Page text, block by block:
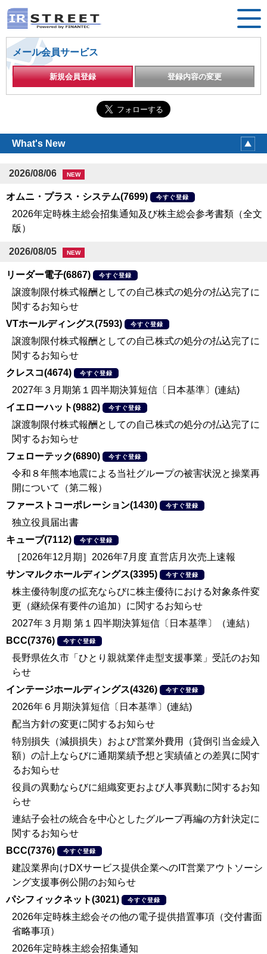
メール会員サービス
新規会員登録 登録内容の変更
What's New
2026/08/06 NEW
オムニ・プラス・システム(7699) 今すぐ登録
2026年定時株主総会招集通知及び株主総会参考書類（全文
版）
2026/08/05 NEW
リーダー電子(6867) 今すぐ登録
譲渡制限付株式報酬としての自己株式の処分の払込完了に
関するお知らせ
VTホールディングス(7593)
今すぐ登録
譲渡制限付株式報酬としての自己株式の処分の払込完了に
関するお知らせ
クレスコ(4674)
今すぐ登録
2027年３月期第１四半期決算短信〔日本基準〕(連結)
イエローハット(9882)
今すぐ登録
譲渡制限付株式報酬としての自己株式の処分の払込完了に
関するお知らせ
フェローテック(6890)
今すぐ登録
令和８年熊本地震による当社グループの被害状況と操業再
開について（第二報）
ファーストコーポレーション(1430)
今すぐ登録
独立役員届出書
キューブ(7112)
今すぐ登録
［2026年12月期］2026年7月度 直営店月次売上速報
サンマルクホールディングス(3395)
今すぐ登録
株主優待制度の拡充ならびに株主優待における対象条件変
更（継続保有要件の追加）に関するお知らせ
2027年３月期 第１四半期決算短信〔日本基準〕（連結）
BCC(7376)
今すぐ登録
長野県佐久市「ひとり親就業伴走型支援事業」受託のお知
らせ
インテージホールディングス(4326)
今すぐ登録
2026年６月期決算短信〔日本基準〕(連結)
配当方針の変更に関するお知らせ
特別損失（減損損失）および営業外費用（貸倒引当金繰入
額）の計上ならびに通期業績予想と実績値との差異に関す
るお知らせ
役員の異動ならびに組織変更および人事異動に関するお知
らせ
連結子会社の統合を中心としたグループ再編の方針決定に
関するお知らせ
BCC(7376)
今すぐ登録
建設業界向けDXサービス提供企業へのIT営業アウトソーシ
ング支援事例公開のお知らせ
パシフィックネット(3021)
今すぐ登録
2026年定時株主総会その他の電子提供措置事項（交付書面
省略事項）
2026年定時株主総会招集通知